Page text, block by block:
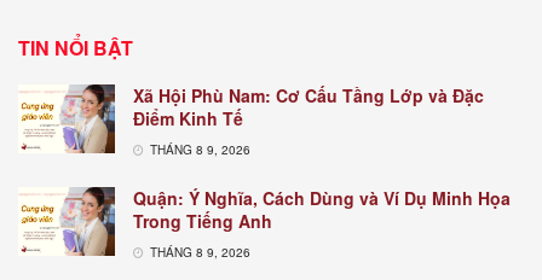
TIN NỔI BẬT
Xã Hội Phù Nam: Cơ Cấu Tầng Lớp và Đặc
Điểm Kinh Tế
THÁNG 8 9, 2026
Quận: Ý Nghĩa, Cách Dùng và Ví Dụ Minh Họa
Trong Tiếng Anh
THÁNG 8 9, 2026